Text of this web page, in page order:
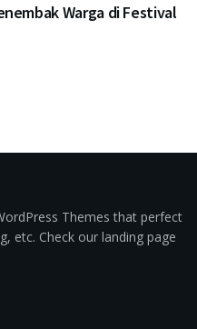
Warga di Festival
Themes that perfect
etc. Check our landing page